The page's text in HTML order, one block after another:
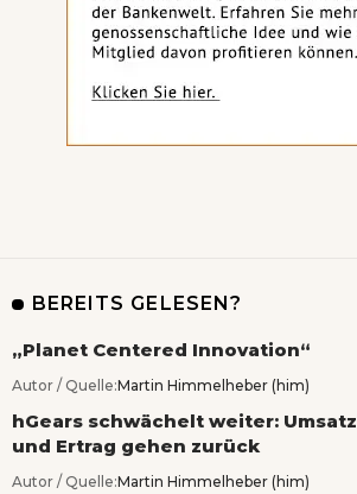
BEREITS GELESEN?
„Planet Centered Innovation“
Autor / Quelle:Martin Himmelheber (him)
hGears schwächelt weiter: Umsatz
und Ertrag gehen zurück
Autor / Quelle:Martin Himmelheber (him)